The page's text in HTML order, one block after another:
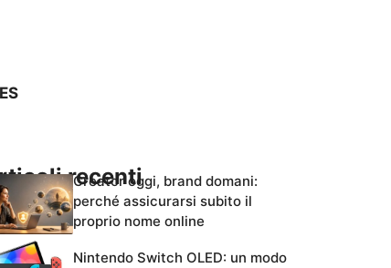
recenti
Creator oggi, brand domani:
perché assicurarsi subito il
proprio nome online
Nintendo Switch OLED: un modo